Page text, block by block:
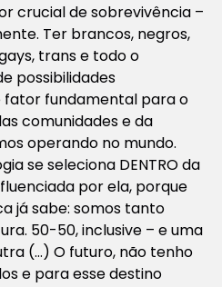
crucial de sobrevivência –
Ter brancos, negros,
trans e todo o
possibilidades
fator fundamental para o
comunidades e da
operando no mundo.
se seleciona DENTRO da
por ela, porque
já sabe: somos tanto
50-50, inclusive – e uma
(…) O futuro, não tenho
e para esse destino